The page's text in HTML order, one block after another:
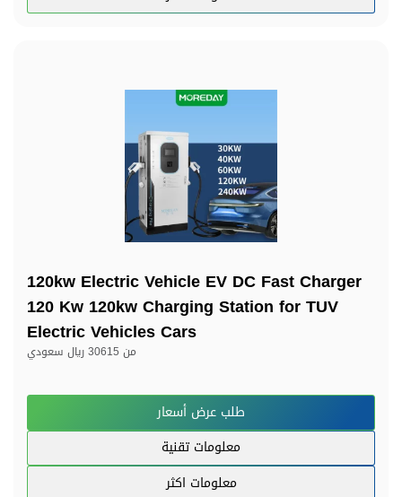
120kw Electric Vehicle EV DC Fast Charger
120 Kw 120kw Charging Station for TUV
Electric Vehicles Cars
من 30615 ريال سعودي
طلب عرض أسعار
معلومات تقنية
معلومات اكثر